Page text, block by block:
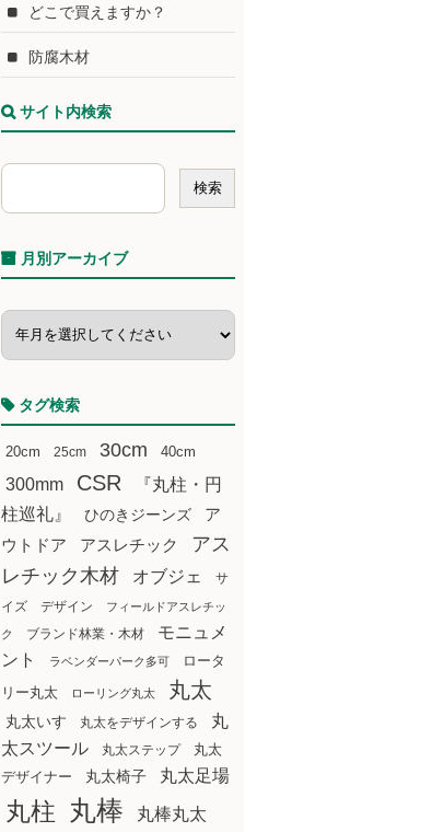
どこで買えますか？
防腐木材
サイト内検索
月別アーカイブ
タグ検索
20cm 25cm 30cm 40cm
300mm CSR
『丸柱・円
柱巡礼』
ひのきジーンズ
ア
ウトドア
アスレチック
アス
レチック木材
オブジェ
サ
イズ
デザイン フィールドアスレチッ
ク ブランド林業・木材
モニュメ
ント
ラベンダーパーク多可
ロータ
リー丸太
ローリング丸太 丸太
丸太いす 丸太をデザインする
丸
太スツール
丸太ステップ
丸太
デザイナー
丸太椅子 丸太足場
丸柱 丸棒 丸棒丸太